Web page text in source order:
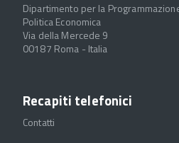
Dipartimento per la
Politica Economica
Via della Mercede 9
00187 Roma - Italia
Recapiti telefonici
Contatti